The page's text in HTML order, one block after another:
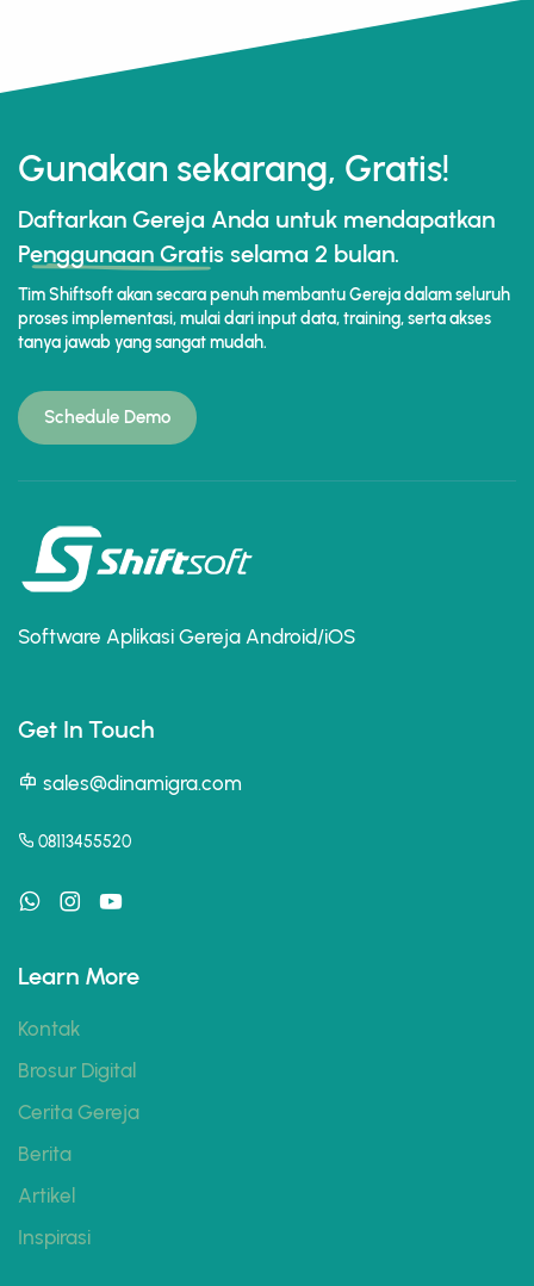
Gunakan sekarang, Gratis!
Daftarkan Gereja Anda untuk mendapatkan
Penggunaan Gratis selama 2 bulan.
Tim Shiftsoft akan secara penuh membantu Gereja dalam seluruh
proses implementasi, mulai dari input data, training, serta akses
tanya jawab yang sangat mudah.
Schedule Demo
Software Aplikasi Gereja Android/iOS
Get In Touch
sales@dinamigra.com
08113455520
Learn More
Kontak
Brosur Digital
Cerita Gereja
Berita
Artikel
Inspirasi